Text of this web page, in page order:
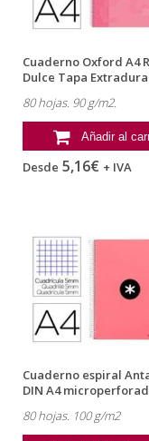
Cuaderno Oxford A4
Dulce Tapa Extradura
80 hojas. 90 g/m2.
Añadir al
Desde 5,16€ + IVA
Cuaderno espiral
DIN A4
80 hojas. 100 g/m2